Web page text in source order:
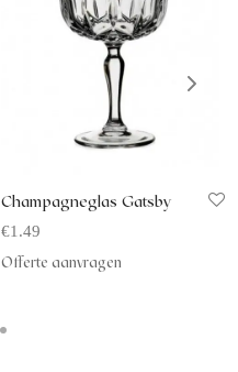
Champagneglas Gatsby
€1.49
Offerte aanvragen